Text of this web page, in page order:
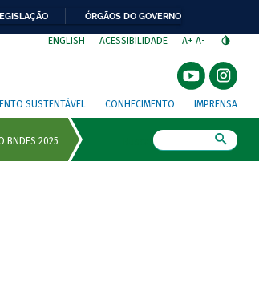
ÓRGÃOS DO GOVERNO
ENGLISH ACESSIBILIDADE A+ A-
SUSTENTÁVEL CONHECIMENTO IMPRENSA